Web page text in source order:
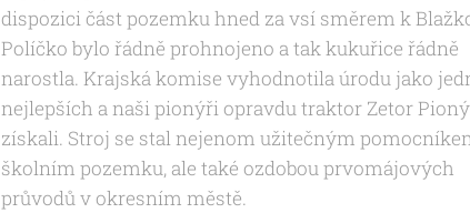
dispozici část pozemku hned za vsí směrem k
Políčko bylo řádně prohnojeno a tak kukuřice řádně
narostla. Krajská komise vyhodnotila úrodu jako
nejlepších a naši pionýři opravdu traktor Zetor
získali. Stroj se stal nejenom užitečným
školním pozemku, ale také ozdobou prvomájových
průvodů v okresním městě.